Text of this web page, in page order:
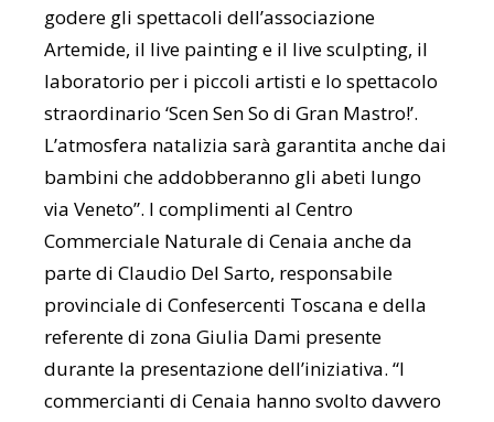
godere gli spettacoli dell’associazione
Artemide, il live painting e il live sculpting, il
laboratorio per i piccoli artisti e lo spettacolo
straordinario ‘Scen Sen So di Gran Mastro!’.
L’atmosfera natalizia sarà garantita anche dai
bambini che addobberanno gli abeti lungo
via Veneto”. I complimenti al Centro
Commerciale Naturale di Cenaia anche da
parte di Claudio Del Sarto, responsabile
provinciale di Confesercenti Toscana e della
referente di zona Giulia Dami presente
durante la presentazione dell’iniziativa. “I
commercianti di Cenaia hanno svolto davvero